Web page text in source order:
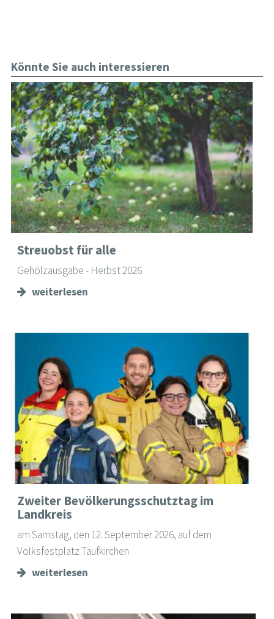
Könnte Sie auch interessieren
Streuobst für alle
Gehölzausgabe - Herbst 2026
weiterlesen
Zweiter Bevölkerungsschutztag im
Landkreis
am Samstag, den 12. September 2026, auf dem
Volksfestplatz Taufkirchen
weiterlesen